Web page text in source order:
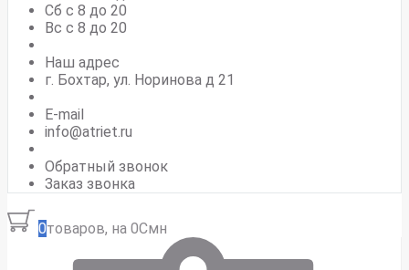
Сб с 8 до 20
Вс c 8 до 20
Наш адрес
г. Бохтар, ул. Норинова д 21
E-mail
info@atriet.ru
Обратный звонок
Заказ звонка
0товаров, на 0Смн